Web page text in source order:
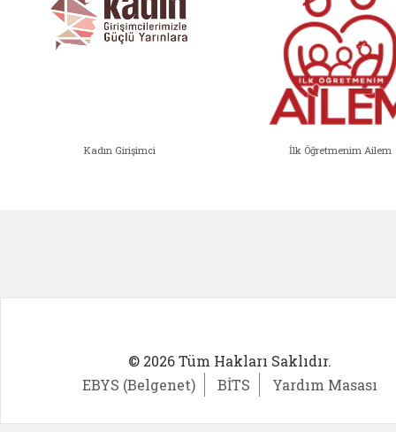
Kadın Girişimci İlk Öğretmenim Ailem
© 2026 Tüm Hakları Saklıdır.
EBYS (Belgenet)
BİTS Yardım Masası